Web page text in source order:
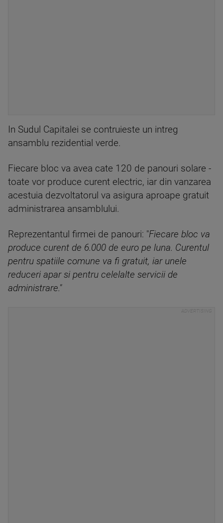
In Sudul Capitalei se contruieste un intreg
ansamblu rezidential verde.
Fiecare bloc va avea cate 120 de panouri solare -
toate vor produce curent electric, iar din vanzarea
acestuia dezvoltatorul va asigura aproape gratuit
administrarea ansamblului.
Reprezentantul firmei de panouri: "Fiecare bloc va
produce curent de 6.000 de euro pe luna. Curentul
pentru spatiile comune va fi gratuit, iar unele
reduceri apar si pentru celelalte servicii de
administrare."